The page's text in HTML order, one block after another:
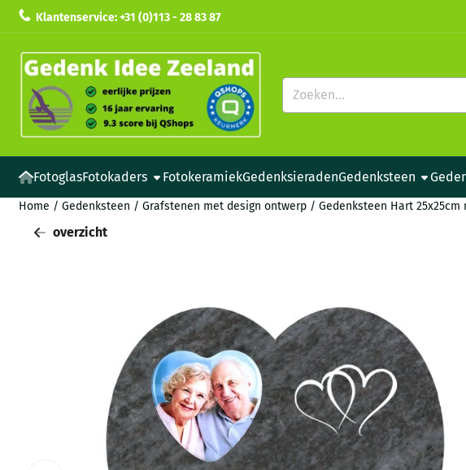
Cookievoorkeuren zijn beschikbaar. Kies instellingen of sta alle cookies toe.
Klantenservice: +31 (0)113 - 28 83 87
Zoeken
FotoglasFotokaders FotokeramiekGedenksieradenGedenksteen
Home / Gedenksteen / Grafstenen met design ontwerp / Gedenksteen Hart
overzicht